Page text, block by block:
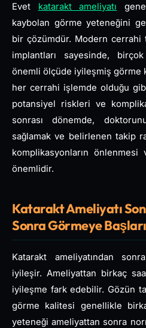
Evet katarakt ameliyatı
kaybolan görme yeteneğini
bir çözümdür. Modern
implantları sayesinde,
önemli ölçüde iyileşmiş görme
her cerrahi işlemde olduğu
potansiyel riskleri ve
sonrası dönemde,
sağlamak ve belirlenen takip
komplikasyonların önlenmesi
önemlidir.
Katarakt Ameliyatı
Sonra Görmeye
Katarakt ameliyatından
iyileşir. Ameliyattan birkaç
iyileşme fark edebilir. Gözün
görme kalitesi genellikle
yeteneği ameliyattan sonra